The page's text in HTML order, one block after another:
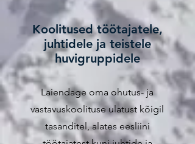
Koolitused töötajatele,
juhtidele ja teistele
huvigruppidele
Laiendage oma ohutus- ja
vastavuskoolituse ulatust kõigil
tasanditel, alates eesliini